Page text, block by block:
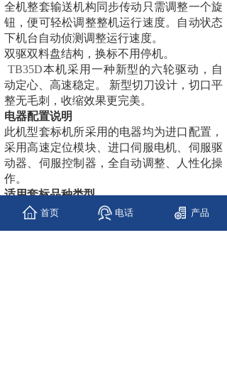
全机整套输送机构同步传动只需调整一个旋
钮，便可轻松调整整机运行速度。自动状态
下机台自动侦测调整运行速度。
双驱双料盘结构，换标不用停机。
TB35D本机采用一种新型的六轮驱动，自
动定心、高速稳定。
新型切刀设计，切口平
整无毛刺，收缩效果更完美。
电器配置说明
此机型套标机所采用的电器均为进口配置，
采用高速定位模块、进口伺服电机、伺服驱
动器、伺服控制器，全自动调整、人性化操
作。
适用套标品种类型
适用于各种瓶型的果汁、茶饮料、乳制品、
首页 电话 产品